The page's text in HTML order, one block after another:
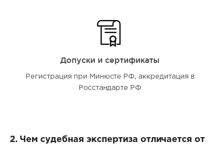
Допуски и сертификаты
Регистрация при Минюсте РФ, аккредитация в
Росстандарте РФ
2. Чем судебная экспертиза отличается от